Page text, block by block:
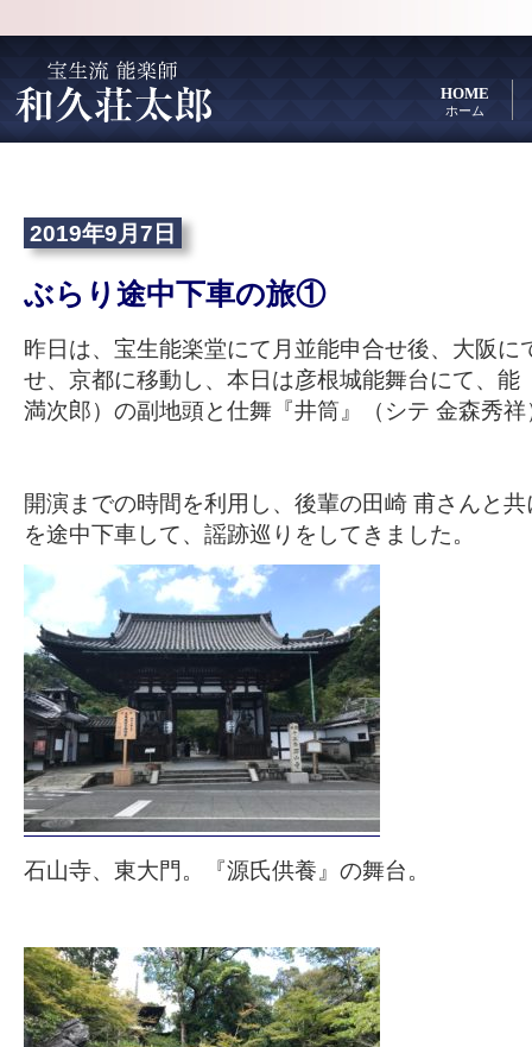
HOME
ホーム
2019年9月7日
ぶらり途中下車の旅①
昨日は、宝生能楽堂にて月並能申合せ後、大阪に
せ、京都に移動し、本日は彦根城能舞台にて、能
満次郎）の副地頭と仕舞『井筒』（シテ 金森秀
開演までの時間を利用し、後輩の田崎 甫さんと
を途中下車して、謡跡巡りをしてきました。
石山寺、東大門。『源氏供養』の舞台。